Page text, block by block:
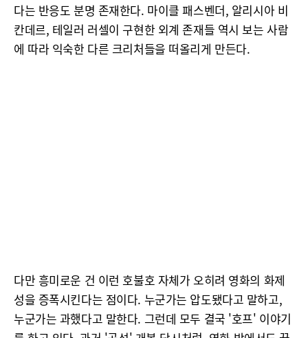
다는 반응도 분명 존재한다. 마이클 패스벤더, 알리시아 비
칸데르, 테일러 러셀이 구현한 외계 존재들 역시 보는 사람
에 따라 익숙한 다른 크리처들을 떠올리게 만든다.
다만 흥미로운 건 이런 호불호 자체가 오히려 영화의 화제
성을 증폭시킨다는 점이다. 누군가는 압도됐다고 말하고,
누군가는 과했다고 말한다. 그런데 모두 결국 '호프' 이야기